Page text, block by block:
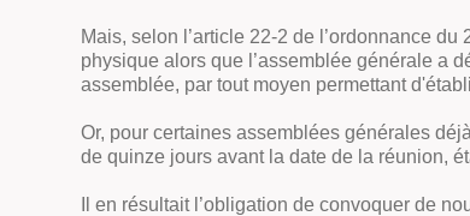
Mais, selon l’article 22-2 de l’ordonnance
physique alors que l’assemblée générale a
assemblée, par tout moyen permettant
Or, pour certaines assemblées générales
de quinze jours avant la date de la réunion,
Il en résultait l’obligation de convoquer de